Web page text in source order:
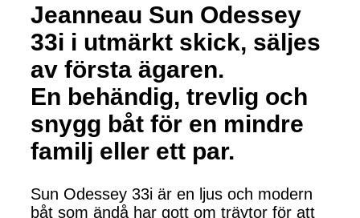
Jeanneau Sun Odessey
33i i utmärkt skick, säljes
av första ägaren.
En behändig, trevlig och
snygg båt för en mindre
familj eller ett par.
Sun Odessey 33i är en ljus och modern
båt som ändå har gott om träytor för att